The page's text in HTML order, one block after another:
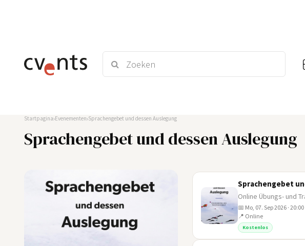
Startpagina Evenementen Sprachengebet und dessen Auslegung
Sprachengebet und dessen Auslegung
Sprachengebet
Online Übungs- und
📅 Mo, 07. Sep 2026 ·
📍 Online
Kostenlos